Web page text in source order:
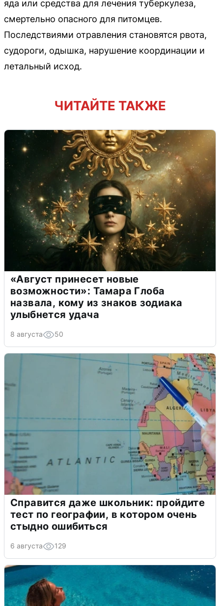
яда или средства для лечения туберкулеза,
смертельно опасного для питомцев.
Последствиями отравления становятся рвота,
судороги, одышка, нарушение координации и
летальный исход.
ЧИТАЙТЕ ТАКЖЕ
«Август принесет новые
возможности»: Тамара Глоба
назвала, кому из знаков зодиака
улыбнется удача
8 августа 50
Справится даже школьник: пройдите
тест по географии, в котором очень
стыдно ошибиться
6 августа 129